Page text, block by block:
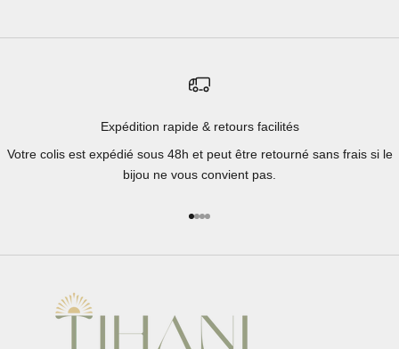
Expédition rapide & retours facilités
Votre colis est expédié sous 48h et peut être retourné sans frais si le
bijou ne vous convient pas.
Aller à l'élément 1
Aller à l'élément 2
Aller à l'élément 3
Aller à l'élément 4